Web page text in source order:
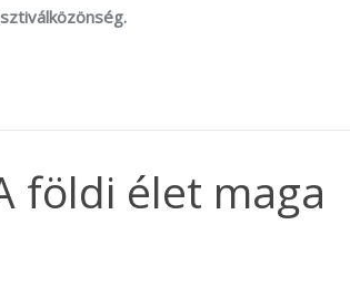
földi élet maga